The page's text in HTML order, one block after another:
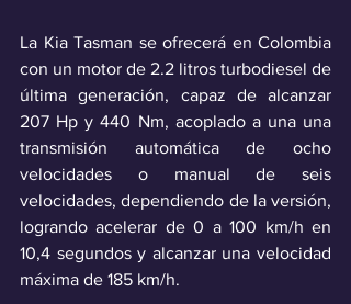
La Kia Tasman se ofrecerá en Colombia
con un motor de 2.2 litros turbodiesel de
última generación, capaz de alcanzar
207 Hp y 440 Nm, acoplado a una una
transmisión automática de ocho
velocidades o manual de seis
velocidades, dependiendo de la versión,
logrando acelerar de 0 a 100 km/h en
10,4 segundos y alcanzar una velocidad
máxima de 185 km/h.